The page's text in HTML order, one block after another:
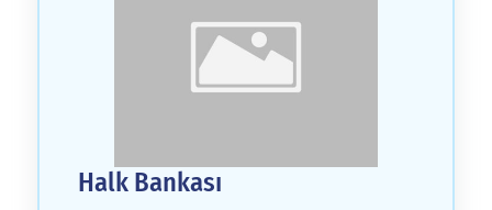
Halk Bankası